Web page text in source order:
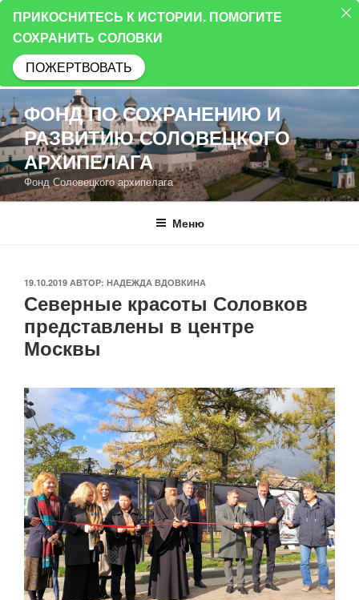
Перейти
к
содержимому
ФОНД ПО СОХРАНЕНИЮ И
РАЗВИТИЮ СОЛОВЕЦКОГО
АРХИПЕЛАГА
Фонд Соловецкого архипелага
Меню
ОПУБЛИКОВАНО
19.10.2019 АВТОР: НАДЕЖДА ВДОВКИНА
Северные красоты Соловков
представлены в центре
Москвы
ПРИКОСНИТЕСЬ К ИСТОРИИ. ПОМОГИТЕ
СОХРАНИТЬ СОЛОВКИ
ПОЖЕРТВОВАТЬ